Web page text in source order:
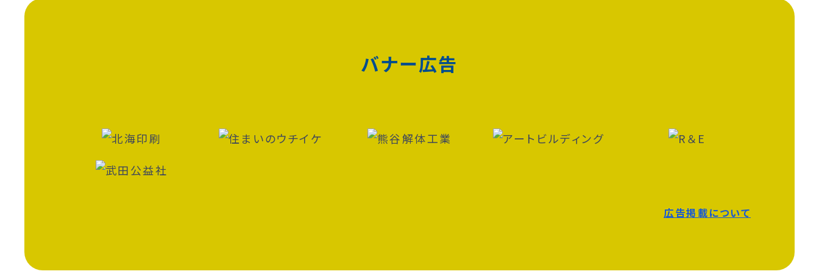
バナー広告
広告掲載について